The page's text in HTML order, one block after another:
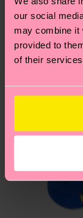
our social
may combine it
provided to
of their
Hai domande
per trovare le